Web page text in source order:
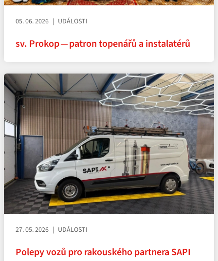
05. 06. 2026 UDÁLOSTI
sv. Prokop — patron topenářů a instalatérů
27. 05. 2026 UDÁLOSTI
Polepy vozů pro rakouského partnera SAPI